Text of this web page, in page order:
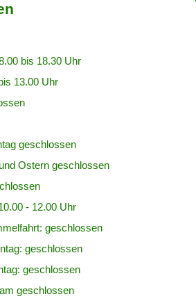
bis 18.30 Uhr
13.00 Uhr
geschlossen
Ostern geschlossen
- 12.00 Uhr
geschlossen
geschlossen
geschlossen
geschlossen